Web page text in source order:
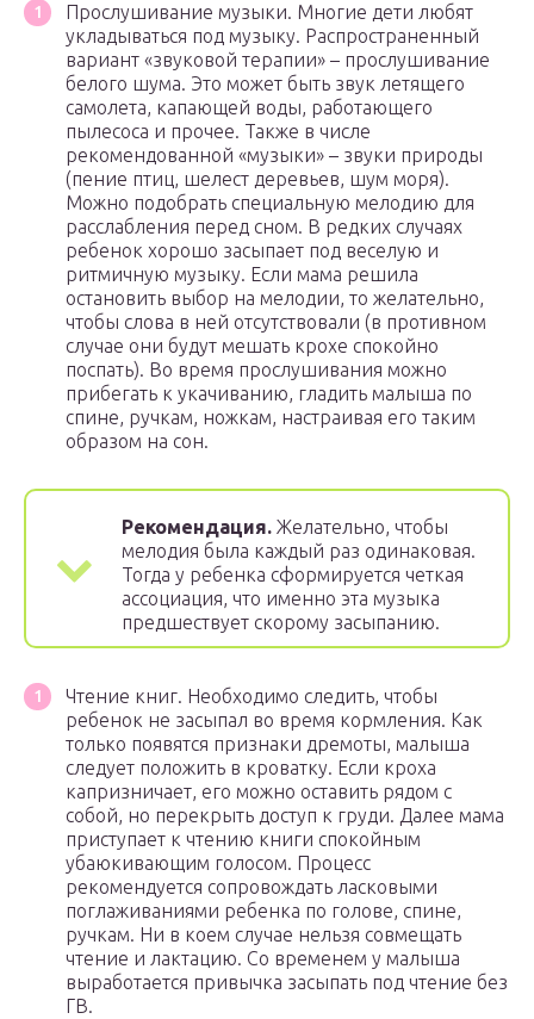
Прослушивание музыки. Многие дети любят
укладываться под музыку. Распространенный
вариант «звуковой терапии» – прослушивание
белого шума. Это может быть звук летящего
самолета, капающей воды, работающего
пылесоса и прочее. Также в числе
рекомендованной «музыки» – звуки природы
(пение птиц, шелест деревьев, шум моря).
Можно подобрать специальную мелодию для
расслабления перед сном. В редких случаях
ребенок хорошо засыпает под веселую и
ритмичную музыку. Если мама решила
остановить выбор на мелодии, то желательно,
чтобы слова в ней отсутствовали (в противном
случае они будут мешать крохе спокойно
поспать). Во время прослушивания можно
прибегать к укачиванию, гладить малыша по
спине, ручкам, ножкам, настраивая его таким
образом на сон.
Рекомендация. Желательно, чтобы
мелодия была каждый раз одинаковая.
Тогда у ребенка сформируется четкая
ассоциация, что именно эта музыка
предшествует скорому засыпанию.
Чтение книг. Необходимо следить, чтобы
ребенок не засыпал во время кормления. Как
только появятся признаки дремоты, малыша
следует положить в кроватку. Если кроха
капризничает, его можно оставить рядом с
собой, но перекрыть доступ к груди. Далее мама
приступает к чтению книги спокойным
убаюкивающим голосом. Процесс
рекомендуется сопровождать ласковыми
поглаживаниями ребенка по голове, спине,
ручкам. Ни в коем случае нельзя совмещать
чтение и лактацию. Со временем у малыша
выработается привычка засыпать под чтение без
ГВ.